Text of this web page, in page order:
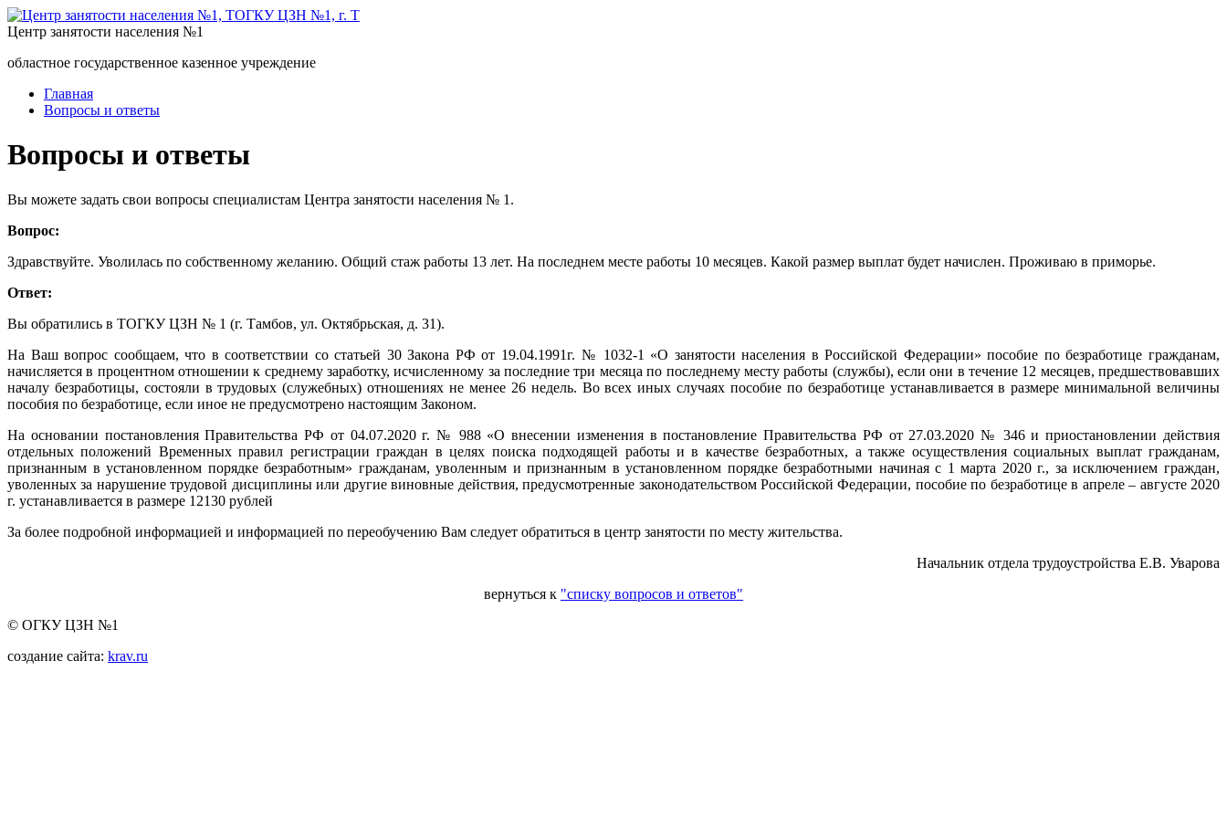
Центр занятости населения №1
областное государственное казенное учреждение
Главная
Вопросы и ответы
Вопросы и ответы
Вы можете задать свои вопросы специалистам Центра занятости населения № 1.
Вопрос:
Здравствуйте. Уволилась по собственному желанию. Общий стаж работы 13 лет. На последнем месте работы 10 месяцев. Какой размер выплат будет начислен. Проживаю в приморье.
Ответ:
Вы обратились в ТОГКУ ЦЗН № 1 (г. Тамбов, ул. Октябрьская, д. 31).
На Ваш вопрос сообщаем, что в соответствии со статьей 30 Закона РФ от 19.04.1991г. № 1032-1 «О занятости населения в Российской Федерации» пособие по безработице гражданам,
начисляется в процентном отношении к среднему заработку, исчисленному за последние три месяца по последнему месту работы (службы), если они в течение 12 месяцев, предшествовавших
началу безработицы, состояли в трудовых (служебных) отношениях не менее 26 недель. Во всех иных случаях пособие по безработице устанавливается в размере минимальной величины
пособия по безработице, если иное не предусмотрено настоящим Законом.
На основании постановления Правительства РФ от 04.07.2020 г. № 988 «О внесении изменения в постановление Правительства РФ от 27.03.2020 № 346 и приостановлении действия
отдельных положений Временных правил регистрации граждан в целях поиска подходящей работы и в качестве безработных, а также осуществления социальных выплат гражданам,
признанным в установленном порядке безработным» гражданам, уволенным и признанным в установленном порядке безработными начиная с 1 марта 2020 г., за исключением граждан,
уволенных за нарушение трудовой дисциплины или другие виновные действия, предусмотренные законодательством Российской Федерации, пособие по безработице в апреле – августе 2020
г. устанавливается в размере 12130 рублей
За более подробной информацией и информацией по переобучению Вам следует обратиться в центр занятости по месту жительства.
Начальник отдела трудоустройства Е.В. Уварова
вернуться к "списку вопросов и ответов"
© ОГКУ ЦЗН №1
создание сайта: krav.ru